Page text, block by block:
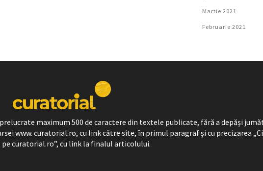
Martie 2021
Februarie 2021
maximum 500 de caractere din textele publicate, fără a depăși
www. curatorial.ro, cu link către site, în primul paragraf și cu precizarea
curatorial.ro”, cu link la finalul articolului.